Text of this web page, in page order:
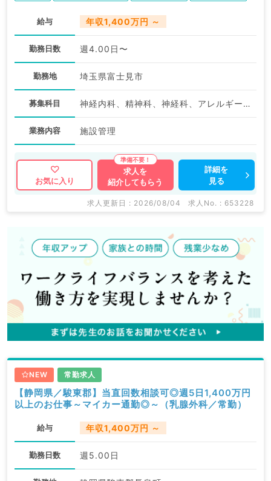
給与 年収1,400万円 ～
勤務日数 週4.00日〜
勤務地 埼玉県富士見市
募集科目 神経内科、精神科、神経科、アレルギー科、小児科、整形外科、形成外科、美容外科、脳神経外科、呼吸器外科、心臓血管外科、小児外科、皮膚科、泌尿器科、産婦人科、産科、婦人科、眼科、耳鼻咽喉科、放射線科、麻酔科、ペインクリニック、人工透析科、一般内科、循環器内科、呼吸器内科、消化器内科、内分泌・代謝内科、腎臓内科、老年内科、血液内科、外科系全般、一般外科、消化器外科、乳腺外科、総合診療科、美容皮膚科、健診・人間ドック、救急科・ＩＣＵ、病理科、基礎医学系、膠原病科、スポーツ整形外科、大腸・肛門外科、産業医、脊髄・脊椎外科
業務内容 施設管理
お気に入り
求人を
紹介してもらう
詳細を
見る
求人更新日 : 2026/08/04 求人No. : 653228
NEW 常勤求人
【静岡県／駿東郡】当直回数相談可◎週5日1,400万円
以上のお仕事～マイカー通勤◎～（乳腺外科／常勤）
給与 年収1,400万円 ～
勤務日数 週5.00日